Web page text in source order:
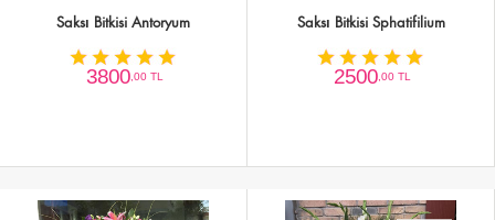
Saksı Bitkisi Antoryum
3800,00 TL
Saksı Bitkisi Sphatifilium
2500,00 TL